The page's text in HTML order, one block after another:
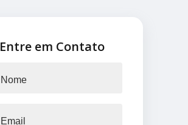
Entre em Contato